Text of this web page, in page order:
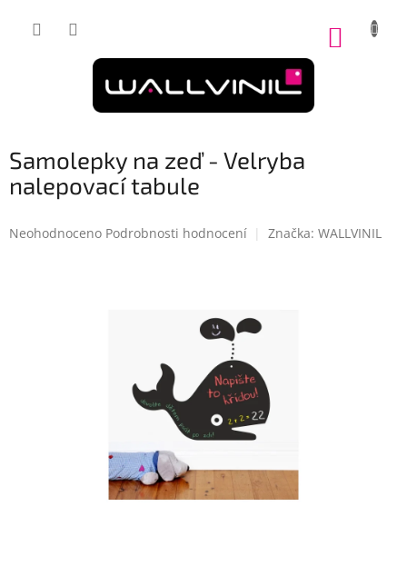
Samolepky na zeď - Velryba
nalepovací tabule
Průměrné
Neohodnoceno Podrobnosti hodnocení Značka: WALLVINIL